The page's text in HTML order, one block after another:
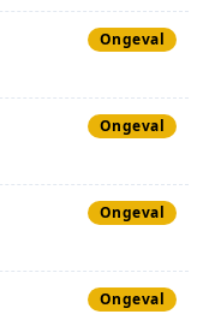
Ongeval
Ongeval
Ongeval
Ongeval